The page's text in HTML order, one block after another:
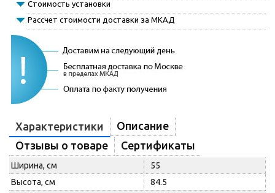
Стоимость установки
Рассчет стоимости доставки за МКАД
Характеристики
Описание
Отзывы о товаре
Сертификаты
Ширина, см
55
Высота, см
84.5